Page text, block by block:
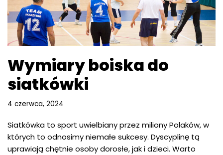
Wymiary boiska do
siatkówki
4 czerwca, 2024
Siatkówka to sport uwielbiany przez miliony Polaków, w
których to odnosimy niemałe sukcesy. Dyscyplinę tą
uprawiają chętnie osoby dorosłe, jak i dzieci. Warto